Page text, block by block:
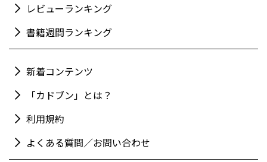
レビューランキング
書籍週間ランキング
新着コンテンツ
「カドブン」とは？
利用規約
よくある質問／お問い合わせ